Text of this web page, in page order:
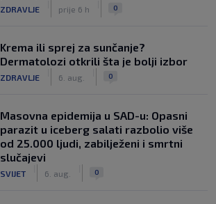
ZDRAVLJE prije 6 h 0
Krema ili sprej za sunčanje?
Dermatolozi otkrili šta je bolji izbor
ZDRAVLJE 6. aug. 0
Masovna epidemija u SAD-u: Opasni
parazit u iceberg salati razbolio više
od 25.000 ljudi, zabilježeni i smrtni
slučajevi
SVIJET 6. aug. 0